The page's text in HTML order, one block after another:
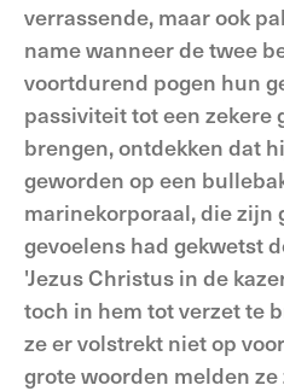
verrassende, maar ook
name wanneer de twee
voortdurend pogen hun
passiviteit tot een zekere
brengen, ontdekken dat
geworden op een
marinekorporaal, die zijn
gevoelens had gekwetst
'Jezus Christus in de
toch in hem tot verzet te
ze er volstrekt niet op
grote woorden melden